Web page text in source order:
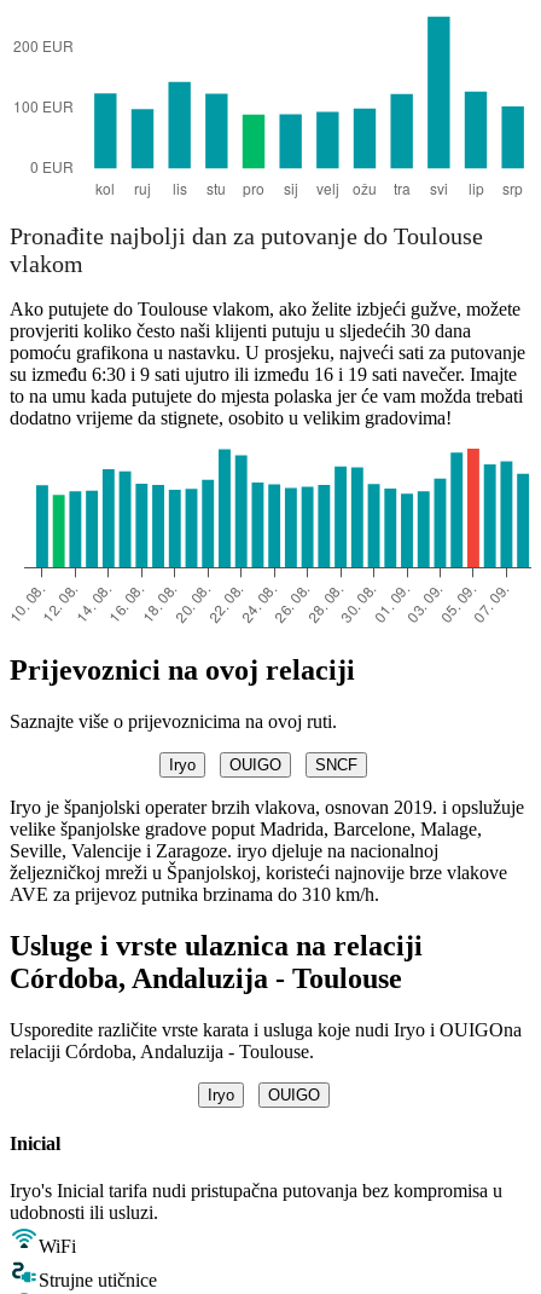
Pronađite najbolji dan za putovanje do Toulouse
vlakom
Ako putujete do Toulouse vlakom, ako želite izbjeći gužve, možete
provjeriti koliko često naši klijenti putuju u sljedećih 30 dana
pomoću grafikona u nastavku. U prosjeku, najveći sati za putovanje
su između 6:30 i 9 sati ujutro ili između 16 i 19 sati navečer. Imajte
to na umu kada putujete do mjesta polaska jer će vam možda trebati
dodatno vrijeme da stignete, osobito u velikim gradovima!
Prijevoznici na ovoj relaciji
Saznajte više o prijevoznicima na ovoj ruti.
Iryo OUIGO SNCF
Iryo je španjolski operater brzih vlakova, osnovan 2019. i opslužuje
velike španjolske gradove poput Madrida, Barcelone, Malage,
Seville, Valencije i Zaragoze. iryo djeluje na nacionalnoj
željezničkoj mreži u Španjolskoj, koristeći najnovije brze vlakove
AVE za prijevoz putnika brzinama do 310 km/h.
Usluge i vrste ulaznica na relaciji
Córdoba, Andaluzija - Toulouse
Usporedite različite vrste karata i usluga koje nudi Iryo i OUIGOna
relaciji Córdoba, Andaluzija - Toulouse.
Iryo OUIGO
Inicial
Iryo's Inicial tarifa nudi pristupačna putovanja bez kompromisa u
udobnosti ili usluzi.
WiFi
Strujne utičnice